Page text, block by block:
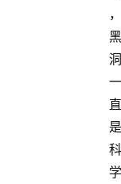
，
黑
洞
一
直
是
科
学